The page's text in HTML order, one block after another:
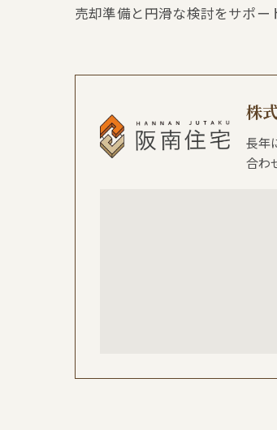
売却準備と円滑な検討をサポー
株
長年
合わ